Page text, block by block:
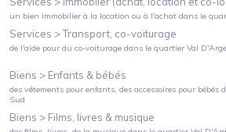
un bien immobilier à la location ou à l'achat dans le
Services >Transport, co-voiturage
de l'aide pour du co-voiturage dans le quartierVal
Biens > Enfants & bébés
des vêtements pour enfants, des accessoires pour bébés
Sud
Biens > Films, livres & musique